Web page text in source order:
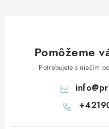
Pomôžeme
Potrebujete s niečím
info@